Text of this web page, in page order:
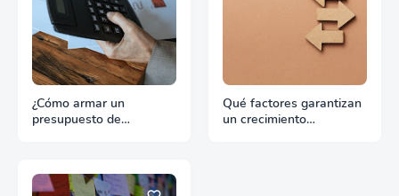
¿Cómo armar un
presupuesto de
Qué factores garantizan
un crecimiento